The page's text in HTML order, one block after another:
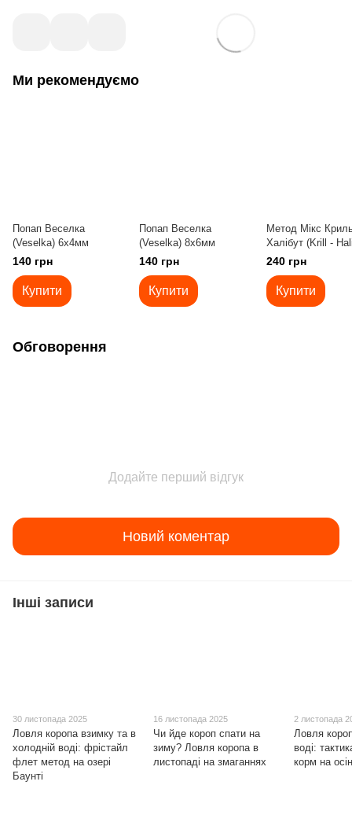
Ми рекомендуємо
Попап Веселка
(Veselka) 6x4мм
140 грн
Купити
Попап Веселка
(Veselka) 8x6мм
140 грн
Купити
Метод Мікс
Халібут (Krill -
240 грн
Купити
Обговорення
Додайте перший відгук
Новий коментар
Інші записи
30 листопада 2025
Ловля коропа взимку та в
холодній воді: фрістайл
флет метод на озері
Баунті
16 листопада 2025
Чи йде короп спати на
зиму? Ловля коропа в
листопаді на змаганнях
2 листопада
Ловля
воді:
корм на